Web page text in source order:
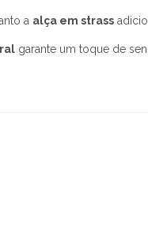
a alça em strass
garante um toque de